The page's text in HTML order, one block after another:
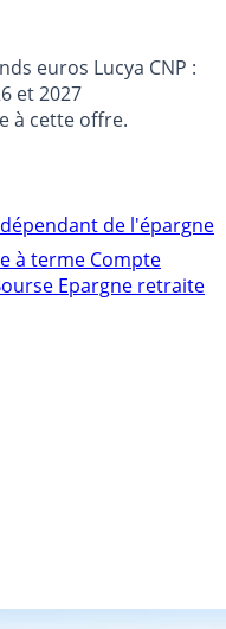
euros Lucya CNP :
et 2027
à cette offre.
de l'épargne
à terme Compte
Epargne retraite